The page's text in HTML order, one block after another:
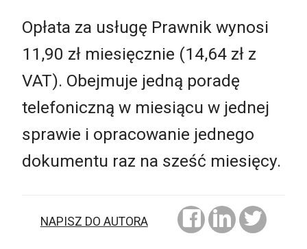
Opłata za usługę Prawnik wynosi
11,90 zł miesięcznie (14,64 zł z
VAT). Obejmuje jedną poradę
telefoniczną w miesiącu w jednej
sprawie i opracowanie jednego
dokumentu raz na sześć miesięcy.
NAPISZ DO AUTORA